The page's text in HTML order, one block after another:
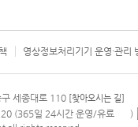
영상정보처리기기 운영·관리
세종대로 110 [찾아오시는 길]
(365일 24시간 운영/유료 안
)